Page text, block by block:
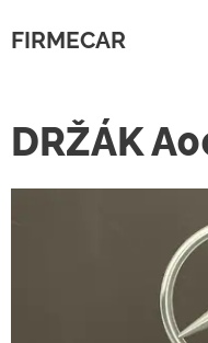
FIRMECAR
DRŽÁK